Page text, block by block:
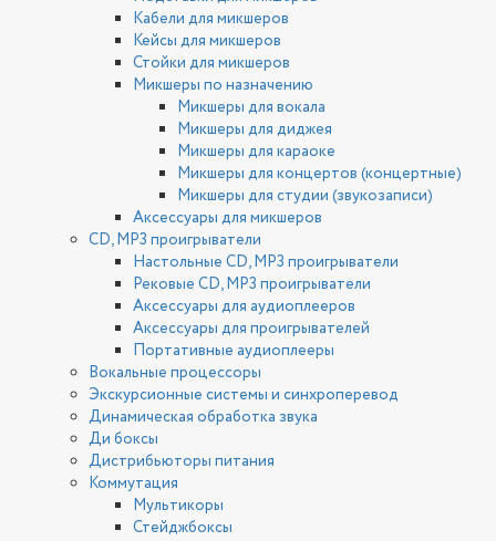
Кабели для микшеров
Кейсы для микшеров
Стойки для микшеров
Микшеры по назначению
Микшеры для вокала
Микшеры для диджея
Микшеры для караоке
Микшеры для концертов (концертные)
Микшеры для студии (звукозаписи)
Аксессуары для микшеров
CD, MP3 проигрыватели
Настольные CD, MP3 проигрыватели
Рековые CD, MP3 проигрыватели
Аксессуары для аудиоплееров
Аксессуары для проигрывателей
Портативные аудиоплееры
Вокальные процессоры
Экскурсионные системы и синхроперевод
Динамическая обработка звука
Ди боксы
Дистрибьюторы питания
Коммутация
Мультикоры
Стейджбоксы